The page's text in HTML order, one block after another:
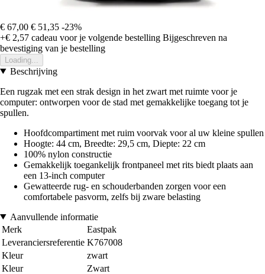
€ 67,00 € 51,35 -23%
+€ 2,57 cadeau voor je volgende bestelling Bijgeschreven na
bevestiging van je bestelling
Loading...
Beschrijving
Een rugzak met een strak design in het zwart met ruimte voor je
computer: ontworpen voor de stad met gemakkelijke toegang tot je
spullen.
Hoofdcompartiment met ruim voorvak voor al uw kleine spullen
Hoogte: 44 cm, Breedte: 29,5 cm, Diepte: 22 cm
100% nylon constructie
Gemakkelijk toegankelijk frontpaneel met rits biedt plaats aan
een 13-inch computer
Gewatteerde rug- en schouderbanden zorgen voor een
comfortabele pasvorm, zelfs bij zware belasting
Aanvullende informatie
Merk
Eastpak
Leveranciersreferentie K767008
Kleur
zwart
Kleur
Zwart